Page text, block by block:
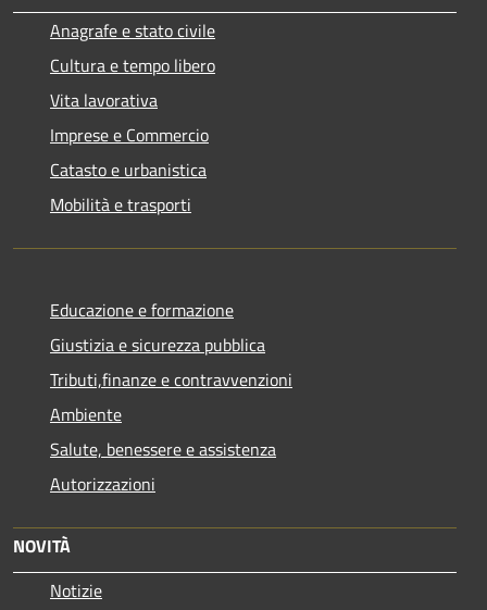
Anagrafe e stato civile
Cultura e tempo libero
Vita lavorativa
Imprese e Commercio
Catasto e urbanistica
Mobilità e trasporti
Educazione e formazione
Giustizia e sicurezza pubblica
Tributi,finanze e contravvenzioni
Ambiente
Salute, benessere e assistenza
Autorizzazioni
NOVITÀ
Notizie